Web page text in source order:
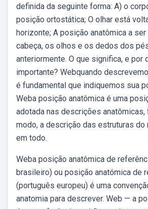
definida da seguinte forma: A) o
posição ortostática; O olhar está
horizonte; A posição anatômica a ser
cabeça, os olhos e os dedos dos
anteriormente. O que significa, e por
importante? Webquando
é fundamental que indiquemos sua
Weba posição anatômica é uma
adotada nas descrições
modo, a descrição das estruturas
em todo.
Weba posição anatômica de
brasileiro) ou posição anatómica de
(português europeu) é uma
anatomia para descrever. Web — a